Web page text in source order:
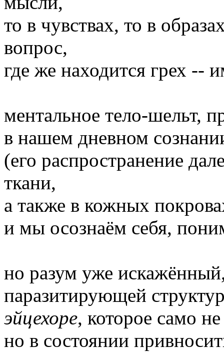
то в чувствах, то в
вопрос,
где же находится грех --
ментальное тело-шельт,
в нашем дневном
(его распространение
ткани,
а также в кожных
и мы осознаём себя,
но разум уже
паразитирующей
эйцехоре, которое само
но в состоянии